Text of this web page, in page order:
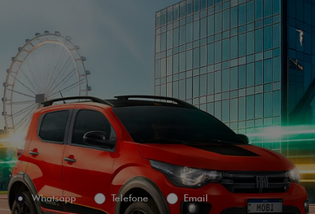
Versão escolhida
Preferência de contato:
Whatsapp
Telefone Email